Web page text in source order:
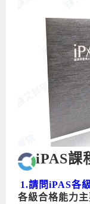
iPAS課
1.請問iPAS各
各級合格能力